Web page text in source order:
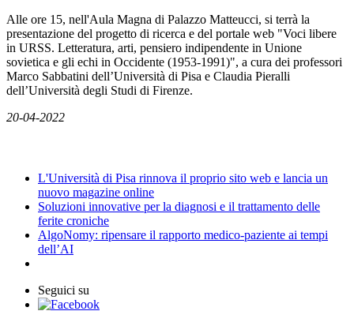
Alle ore 15, nell'Aula Magna di Palazzo Matteucci, si terrà la
presentazione del progetto di ricerca e del portale web "Voci libere
in URSS. Letteratura, arti, pensiero indipendente in Unione
sovietica e gli echi in Occidente (1953-1991)", a cura dei professori
Marco Sabbatini dell’Università di Pisa e Claudia Pieralli
dell’Università degli Studi di Firenze.
20-04-2022
L'Università di Pisa rinnova il proprio sito web e lancia un
nuovo magazine online
Soluzioni innovative per la diagnosi e il trattamento delle
ferite croniche
AlgoNomy: ripensare il rapporto medico-paziente ai tempi
dell’AI
Seguici su